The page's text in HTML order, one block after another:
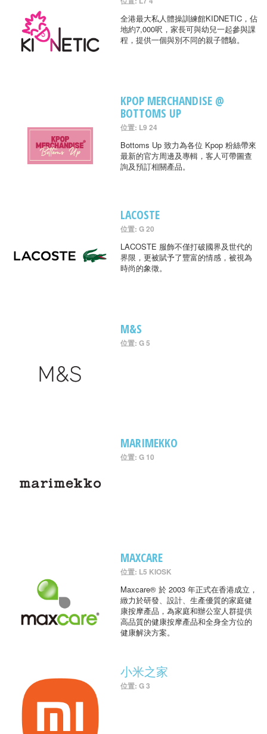
全港最大私人體操訓練館KIDNETIC，佔
地約7,000呎，家長可與幼兒一起參與課
程，提供一個與別不同的親子體驗。
KPOP MERCHANDISE @
BOTTOMS UP
位置: L9 24
Bottoms Up 致力為各位 Kpop 粉絲帶來
最新的官方周邊及專輯，客人可帶圖查
詢及預訂相關產品。
LACOSTE
位置: G 20
LACOSTE 服飾不僅打破國界及世代的
界限，更被賦予了豐富的情感，被視為
時尚的象徵。
M&S
位置: G 5
MARIMEKKO
位置: G 10
MAXCARE
位置: L5 KIOSK
Maxcare® 於 2003 年正式在香港成立，
緻力於研發、設計、生產優質的家庭健
康按摩產品，為家庭和辦公室人群提供
高品質的健康按摩產品和全身全方位的
健康解決方案。
小米之家
位置: G 3